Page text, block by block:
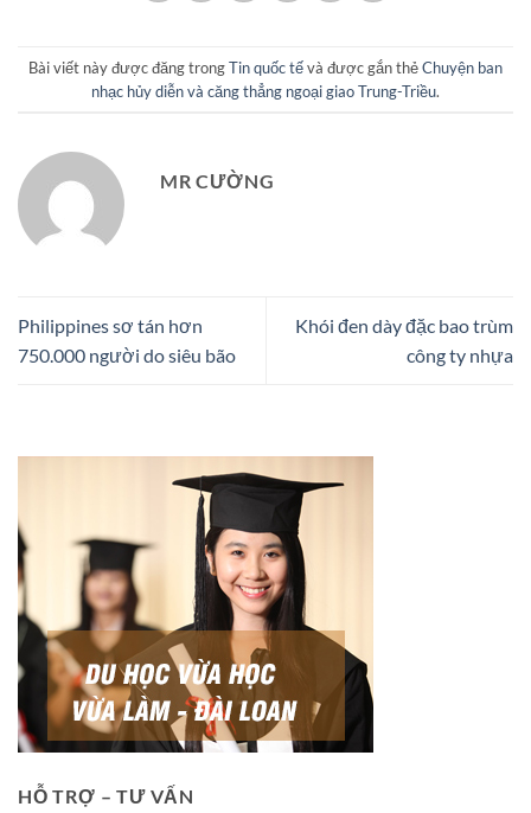
Bài viết này được đăng trongTin quốc tếvà được gắn thẻChuyện ban
nhạc hủy diễn và căng thẳng ngoại giao Trung-Triều.
MR CƯỜNG
Philippines sơ tán hơn
750.000 người do siêu bão
Khói đen dày đặc bao trùm
công ty nhựa
HỖ TRỢ – TƯ VẤN